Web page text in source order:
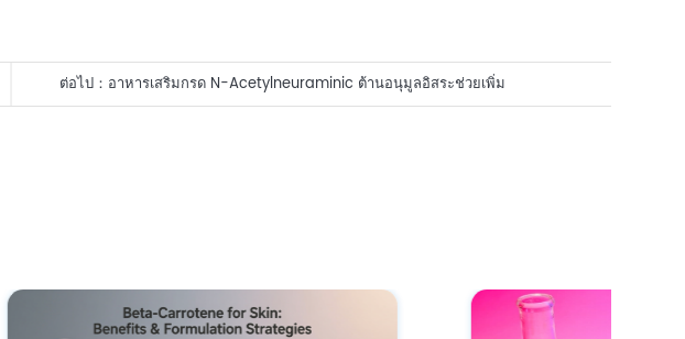
ต่อไป： อาหารเสริมกรด N-Acetylneuraminic ต้านอนุมูลอิสระช่วยเพิ่ม